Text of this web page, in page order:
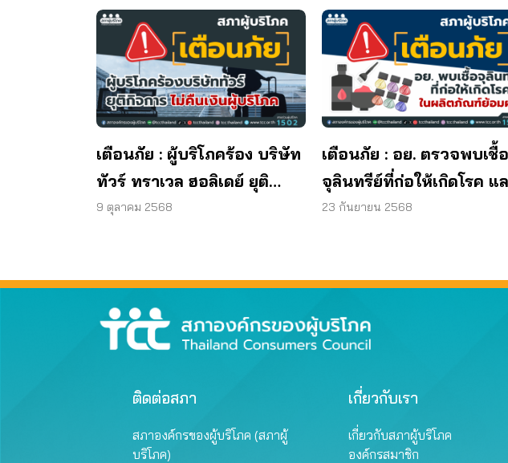
เตือนภัย : ผู้บริโภคร้อง บริษัท
ทัวร์ ทราเวล ฮอลิเดย์ ยุติ
กิจการ ไม่คืนเงินผู้บริโภค
9 ตุลาคม 2568
เตือนภัย : อย. ตรวจพบเชื้อ
จุลินทรีย์ที่ก่อให้เกิดโรค แ
พบแบคทีเรีย ยีสต์ และรา เ
23 กันยายน 2568
ติดต่อสภา
สภาองค์กรของผู้บริโภค (สภาผู้
บริโภค)
เกี่ยวกับเรา
เกี่ยวกับสภาผู้บริโภค
องค์กรสมาชิก